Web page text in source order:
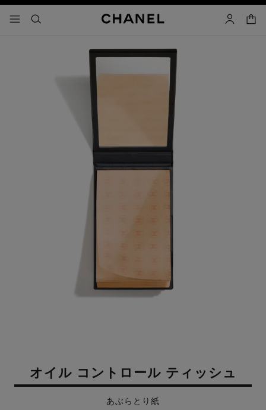
メニュー - メインナビゲーション
- メインナビゲーション
検索 マイアカ
カー
オイル コントロール ティッシュ
あぶらとり紙